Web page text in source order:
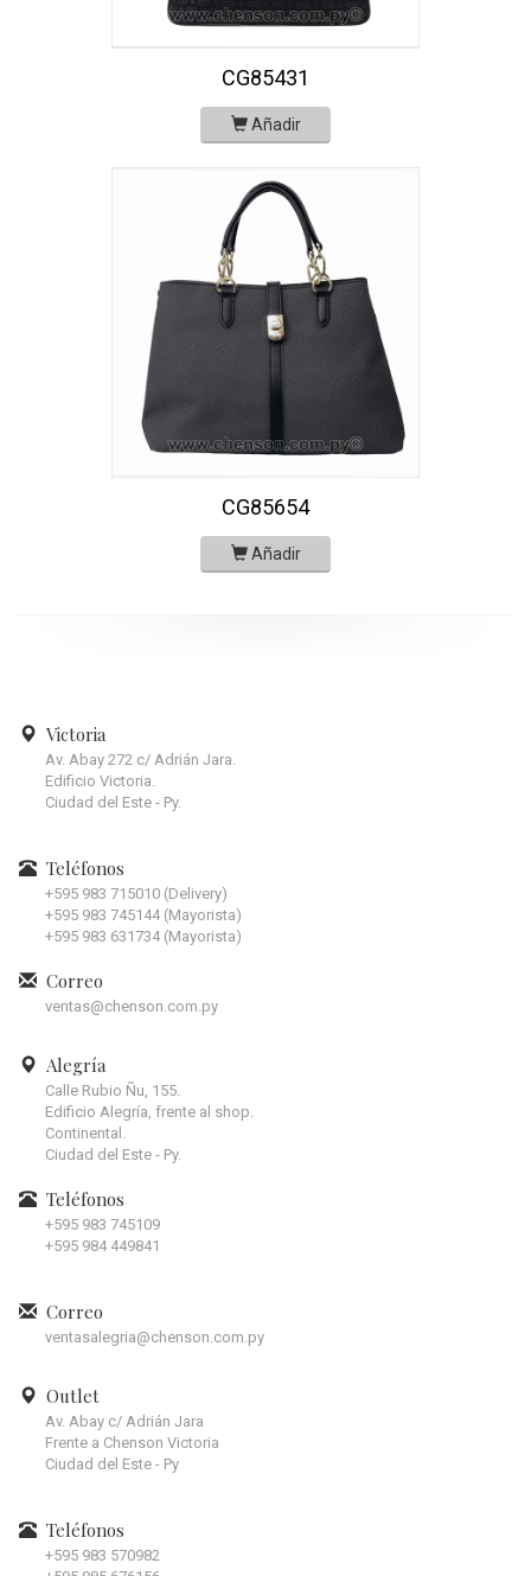
CG85431
Añadir
CG85654
Añadir
Victoria
Av. Abay 272 c/ Adrián Jara.
Edificio Victoria.
Ciudad del Este - Py.
Teléfonos
+595 983 715010 (Delivery)
+595 983 745144 (Mayorista)
+595 983 631734 (Mayorista)
Correo
ventas@chenson.com.py
Alegría
Calle Rubio Ñu, 155.
Edificio Alegría, frente al shop.
Continental.
Ciudad del Este - Py.
Teléfonos
+595 983 745109
+595 984 449841
Correo
ventasalegria@chenson.com.py
Outlet
Av. Abay c/ Adrián Jara
Frente a Chenson Victoria
Ciudad del Este - Py
Teléfonos
+595 983 570982